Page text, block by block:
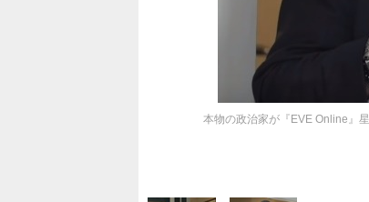
本物の政治家が『EVE Online』